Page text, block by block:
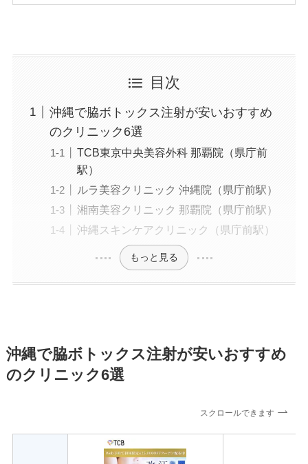
タ注射、いぼ除去、医療脱毛など
目次
沖縄で脇ボトックス注射が安いおすすめ
のクリニック6選
TCB東京中央美容外科 那覇院（県庁前
駅）
ルラ美容クリニック 沖縄院（県庁前駅）
湘南美容クリニック 那覇院（県庁前駅）
沖縄スキンケアクリニック（県庁前駅）
もっと見る
沖縄で脇ボトックス注射が安いおすすめ
のクリニック6選
スクロールできます